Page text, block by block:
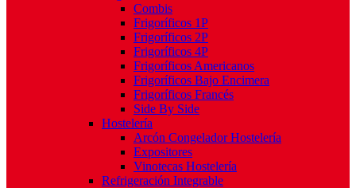
Combis
Frigoríficos 1P
Frigoríficos 2P
Frigoríficos 4P
Frigoríficos Americanos
Frigoríficos Bajo Encimera
Frigoríficos Francés
Side By Side
Hostelería
Arcón Congelador Hostelería
Expositores
Vinotecas Hostelería
Refrigeración Integrable